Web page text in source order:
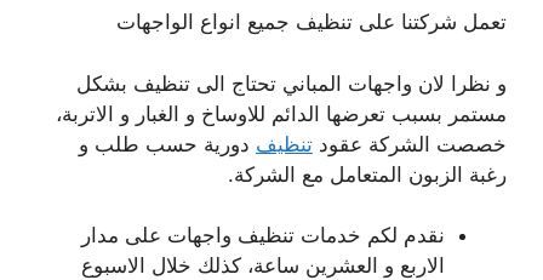
تعمل شركتنا على تنظيف جميع انواع الواجهات
و نظرا لان واجهات المباني تحتاج الى تنظيف بشكل
مستمر بسبب تعرضها الدائم للاوساخ و الغبار و الاتربة،
خصصت الشركة عقود تنظيف دورية حسب طلب و
رغبة الزبون المتعامل مع الشركة.
نقدم لكم خدمات تنظيف واجهات على مدار
الاربع و العشرين ساعة، كذلك خلال الاسبوع